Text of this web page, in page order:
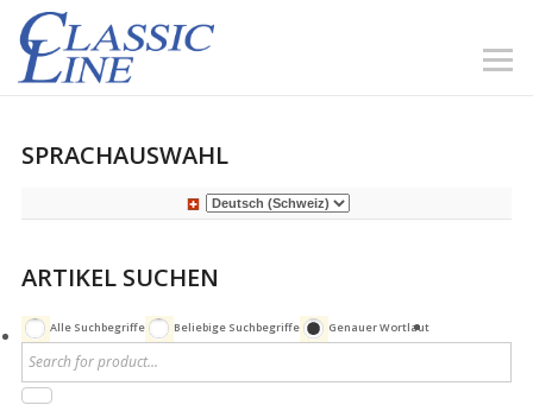
SPRACHAUSWAHL
ARTIKEL SUCHEN
Alle Suchbegriffe Beliebige Suchbegriffe Genauer Wortlaut